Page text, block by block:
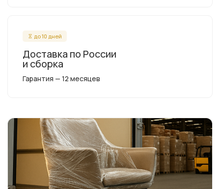
до 10 дней
Доставка по России
и сборка
Гарантия — 12 месяцев